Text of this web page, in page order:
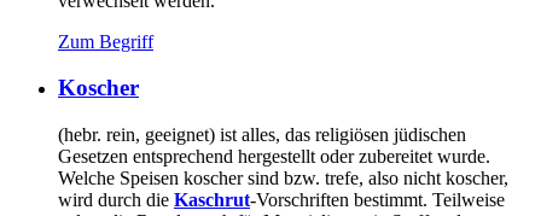
Zum Begriff
Koscher
(hebr. rein, geeignet) ist alles, das religiösen jüdischen
Gesetzen entsprechend hergestellt oder zubereitet wurde.
Welche Speisen koscher sind bzw. trefe, also nicht koscher,
wird durch die Kaschrut-Vorschriften bestimmt. Teilweise